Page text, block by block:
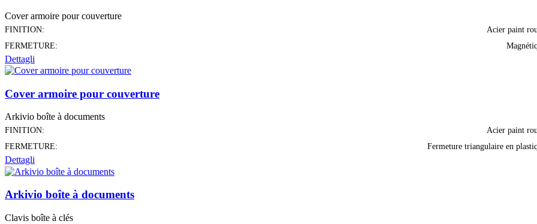
Cover armoire pour couverture
FINITION:
Acier paint
FERMETURE:
Dettagli
Cover armoire pour couverture
Arkivio boîte à documents
FINITION:
Acier paint
FERMETURE:
Fermeture triangulaire en
Dettagli
Arkivio boîte à documents
Clavis boîte à clés